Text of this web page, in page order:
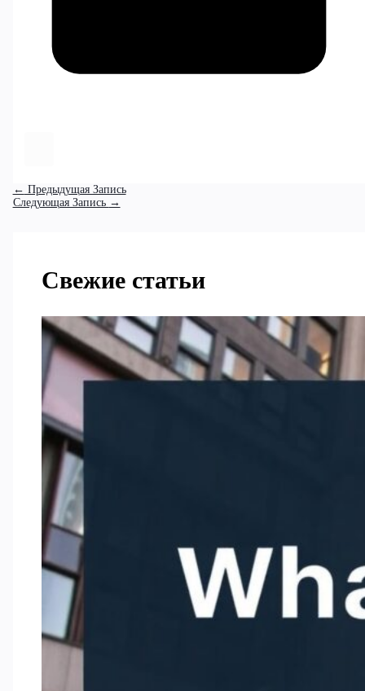
← Предыдущая Запись
Следующая Запись →
Свежие статьи